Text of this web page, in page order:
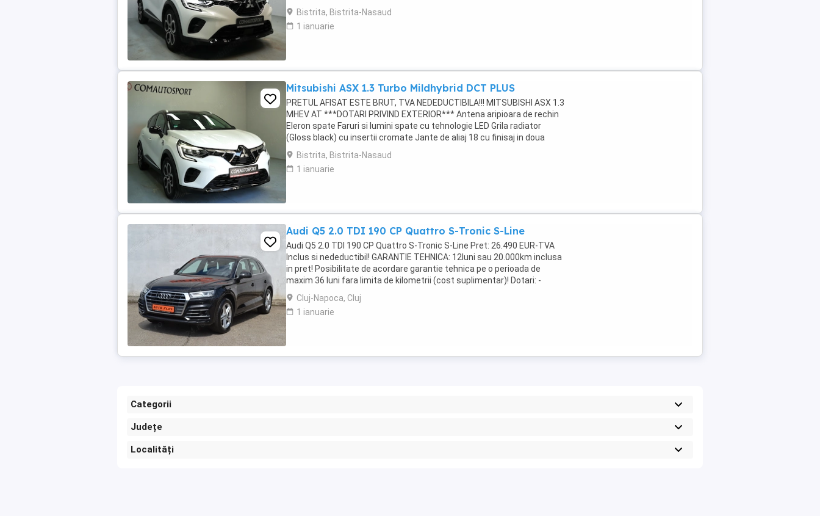
negre Kit reparatii roti Lumini ...
Bistrita, Bistrita-Nasaud
1 ianuarie
Mitsubishi ASX 1.3 Turbo Mildhybrid DCT PLUS
PRETUL AFISAT ESTE BRUT, TVA NEDEDUCTIBILA!!! MITSUBISHI ASX 1.3
MHEV AT ***DOTARI PRIVIND EXTERIOR*** Antena aripioara de rechin
Eleron spate Faruri si lumini spate cu tehnologie LED Grila radiator
(Gloss black) cu insertii cromate Jante de aliaj 18 cu finisaj in doua
tonuri, negre Kit reparatii ...
Bistrita, Bistrita-Nasaud
1 ianuarie
Audi Q5 2.0 TDI 190 CP Quattro S-Tronic S-Line
Audi Q5 2.0 TDI 190 CP Quattro S-Tronic S-Line Pret: 26.490 EUR-TVA
Inclus si nedeductibil! GARANTIE TEHNICA: 12luni sau 20.000km inclusa
in pret! Posibilitate de acordare garantie tehnica pe o perioada de
maxim 36 luni fara limita de kilometrii (cost suplimentar)! Dotari: -
Motorizare 2.0 TDI ...
Cluj-Napoca, Cluj
1 ianuarie
Categorii
Județe
Localități